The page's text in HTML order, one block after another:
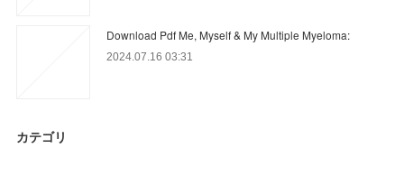
Download Pdf Me, Myself & My Multiple Myeloma:
2024.07.16 03:31
カテゴリ